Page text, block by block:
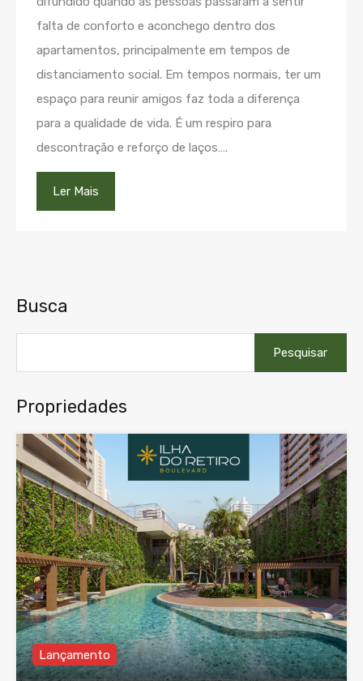
falta de conforto e aconchego dentro dos
apartamentos, principalmente em tempos de
distanciamento social. Em tempos normais, ter um
espaço para reunir amigos faz toda a diferença
para a qualidade de vida. É um respiro para
descontração e reforço de laços….
Ler Mais
Busca
por:
Propriedades
Lançamento